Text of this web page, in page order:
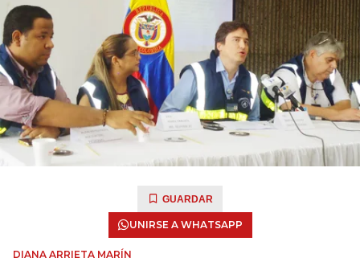
GUARDAR
UNIRSE A WHATSAPP
DIANA ARRIETA MARÍN